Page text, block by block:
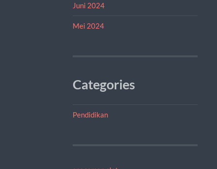
Juni 2024
Mei 2024
Categories
Pendidikan